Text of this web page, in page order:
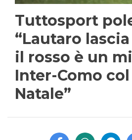
Tuttosport
“Lautaro
il rosso è un
Inter-Como
Natale”